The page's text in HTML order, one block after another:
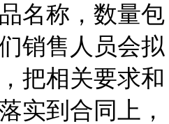
名称，数量包
销售人员会拟
把相关要求和
实到合同上，